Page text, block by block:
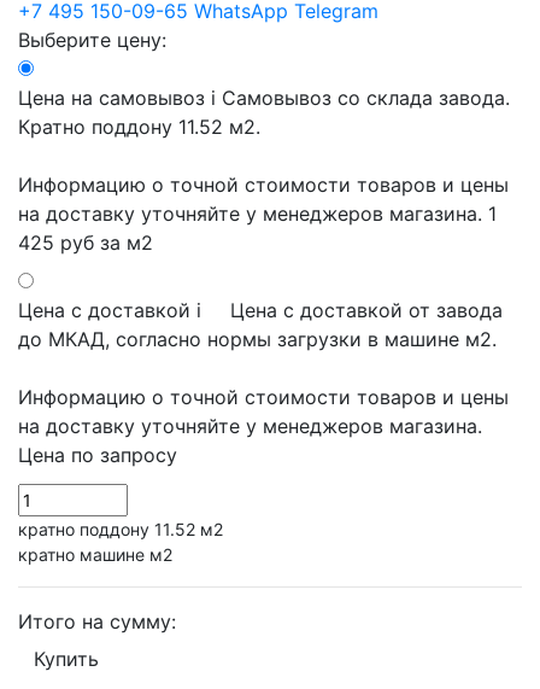
+7 495 150-09-65 WhatsApp Telegram
Выберите цену:
Цена на самовывоз i Самовывоз со склада завода.
Кратно поддону 11.52 м2.
Информацию о точной стоимости товаров и цены
на доставку уточняйте у менеджеров магазина. 1
425 руб за м2
Цена с доставкой i
Цена с доставкой от завода
до МКАД, согласно нормы загрузки в машине м2.
Информацию о точной стоимости товаров и цены
на доставку уточняйте у менеджеров магазина.
Цена по запросу
кратно поддону 11.52 м2
кратно машине м2
Итого на сумму:
Купить